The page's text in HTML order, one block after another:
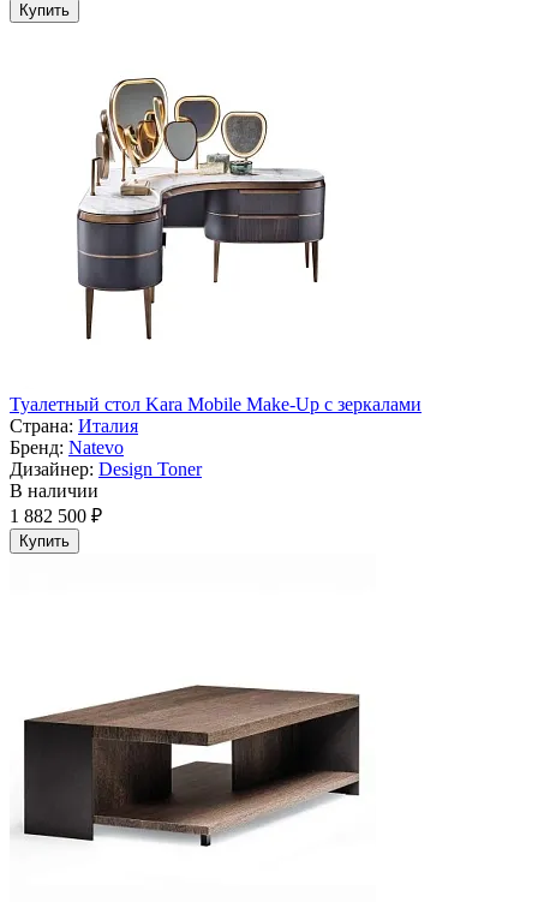
Купить
Туалетный стол Kara Mobile Make-Up с зеркалами
Страна: Италия
Бренд: Natevo
Дизайнер: Design Toner
В наличии
1 882 500 ₽
Купить